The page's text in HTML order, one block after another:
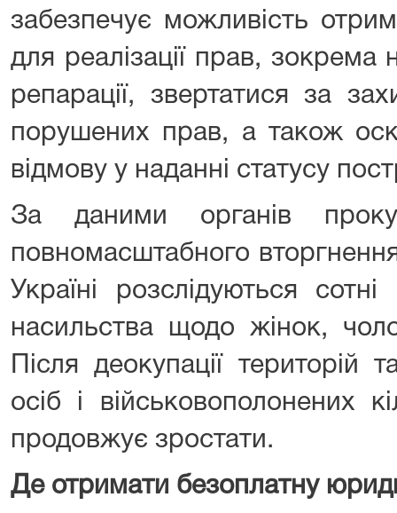
забезпечує можливість
для реалізації прав, зокрема
репарації, звертатися за
порушених прав, а також
відмову у наданні статусу
За даними органів
повномасштабного
Україні розслідуються
насильства щодо жінок,
Після деокупації територій
осіб і військовополонених
продовжує зростати.
Де отримати безоплатну